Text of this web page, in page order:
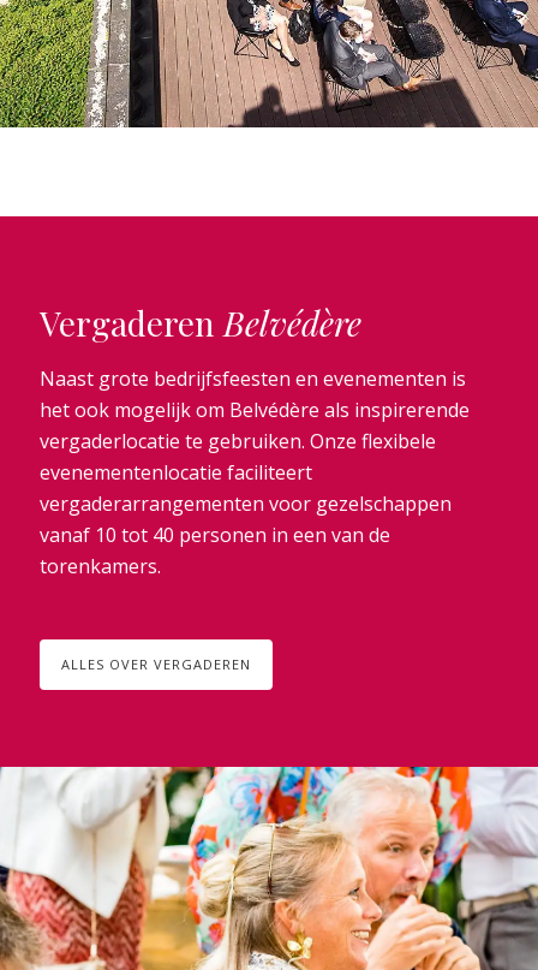
Vergaderen Belvédère
Naast grote bedrijfsfeesten en evenementen is
het ook mogelijk om Belvédère als inspirerende
vergaderlocatie te gebruiken. Onze flexibele
evenementenlocatie faciliteert
vergaderarrangementen voor gezelschappen
vanaf 10 tot 40 personen in een van de
torenkamers.
ALLES OVER VERGADEREN